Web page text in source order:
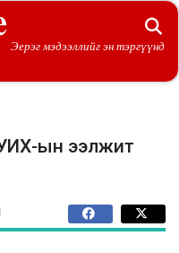
Эерэг мэдээллийг эн тэргүүнд
УИХ-ын ээлжит